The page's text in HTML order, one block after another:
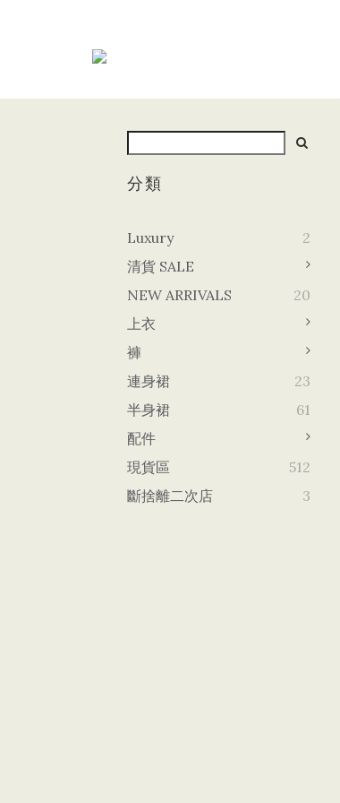
分類
Luxury
2
清貨 SALE
NEW ARRIVALS
20
上衣
褲
連身裙
23
半身裙
61
配件
現貨區
512
斷捨離二次店
3